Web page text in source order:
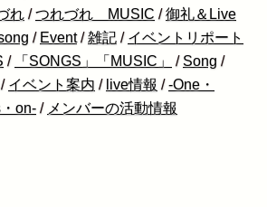
れ /つれづれ MUSIC /御礼＆Live
/ Event /雑記 / イベントリポート
/ 「SONGS」「MUSIC」 /Song /
/ イベント案内 / live情報 /-One・
on- / メンバーの活動情報